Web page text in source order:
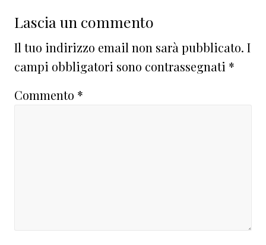
Lascia un commento
Il tuo indirizzo email non sarà pubblicato. I
campi obbligatori sono contrassegnati *
Commento *